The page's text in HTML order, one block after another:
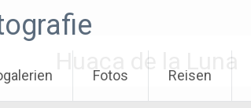
Fotos Reisen